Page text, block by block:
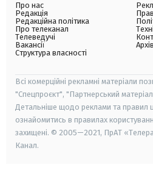
Про нас
Редакція
Редакційна політика
Про телеканал
Телеведучі
Вакансії
Структура власності
Архів
Всі комерційні рекламні матеріали
"Спецпроєкт", "Партнерський
Детальніше щодо реклами та правил
ознайомитись в правилах
захищені. © 2005—2021, ПрАТ
Канал.